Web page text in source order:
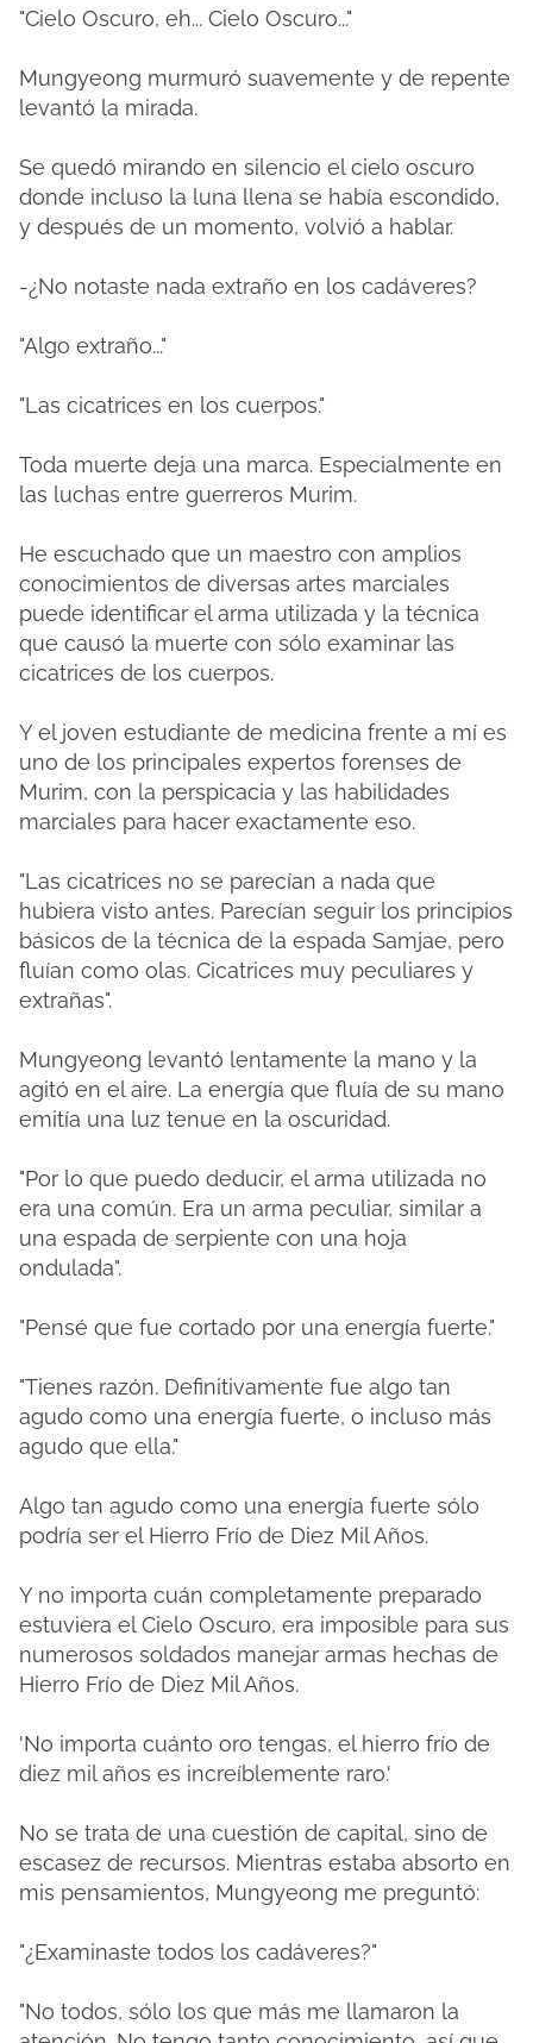
"Cielo Oscuro, eh... Cielo Oscuro..."
Mungyeong murmuró suavemente y de repente
levantó la mirada.
Se quedó mirando en silencio el cielo oscuro
donde incluso la luna llena se había escondido,
y después de un momento, volvió a hablar.
-¿No notaste nada extraño en los cadáveres?
"Algo extraño..."
"Las cicatrices en los cuerpos."
Toda muerte deja una marca. Especialmente en
las luchas entre guerreros Murim.
He escuchado que un maestro con amplios
conocimientos de diversas artes marciales
puede identificar el arma utilizada y la técnica
que causó la muerte con sólo examinar las
cicatrices de los cuerpos.
Y el joven estudiante de medicina frente a mí es
uno de los principales expertos forenses de
Murim, con la perspicacia y las habilidades
marciales para hacer exactamente eso.
"Las cicatrices no se parecían a nada que
hubiera visto antes. Parecían seguir los principios
básicos de la técnica de la espada Samjae, pero
fluían como olas. Cicatrices muy peculiares y
extrañas".
Mungyeong levantó lentamente la mano y la
agitó en el aire. La energía que fluía de su mano
emitía una luz tenue en la oscuridad.
"Por lo que puedo deducir, el arma utilizada no
era una común. Era un arma peculiar, similar a
una espada de serpiente con una hoja
ondulada".
"Pensé que fue cortado por una energía fuerte."
"Tienes razón. Definitivamente fue algo tan
agudo como una energía fuerte, o incluso más
agudo que ella."
Algo tan agudo como una energía fuerte sólo
podría ser el Hierro Frío de Diez Mil Años.
Y no importa cuán completamente preparado
estuviera el Cielo Oscuro, era imposible para sus
numerosos soldados manejar armas hechas de
Hierro Frío de Diez Mil Años.
'No importa cuánto oro tengas, el hierro frío de
diez mil años es increíblemente raro.'
No se trata de una cuestión de capital, sino de
escasez de recursos. Mientras estaba absorto en
mis pensamientos, Mungyeong me preguntó:
"¿Examinaste todos los cadáveres?"
"No todos, sólo los que más me llamaron la